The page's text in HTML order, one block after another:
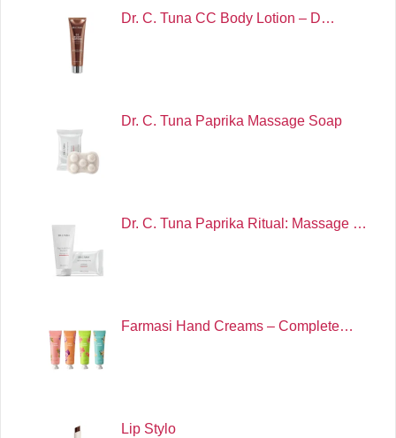
Dr. C. Tuna CC Body Lotion – D…
Dr. C. Tuna Paprika Massage Soap
Dr. C. Tuna Paprika Ritual: Massage …
Farmasi Hand Creams – Complete…
Lip Stylo